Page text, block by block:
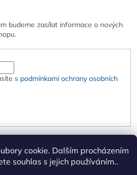
cookie. Dalším procházením
souhlas s jejich používáním..
budeme zasílat informace o nových
s podmínkami ochrany osobních